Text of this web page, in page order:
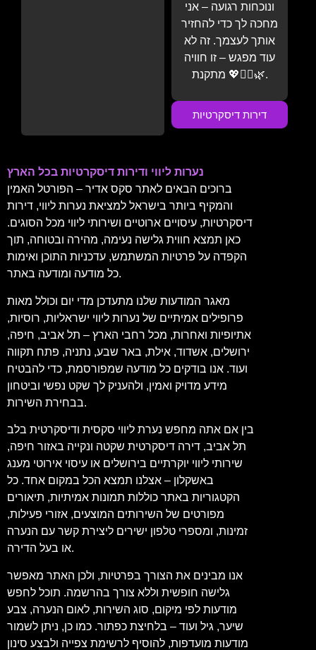
ונוכחות רגועה – אני
מחכה לך כדי להחזיר
אותך לעצמך. זה לא
עוד מפגש – זו חוויה
מתקנת 💖💆‍♂️🌿.
דירות דיסקרטיות
נערות ליווי ודירות דיסקרטיות בכל הארץ
ברוכים הבאים לאתר סקס אדיר – הפורטל האמין
והמקיף ביותר בישראל למציאת נערות ליווי, דירות
דיסקרטיות, עיסויים ארוטיים ושירותי ליווי מכל הסוגים.
כאן תמצא חווית גלישה נעימה, מהירה ובטוחה, תוך
הקפדה על פרטיות המשתמש, עדכניות התוכן ואימות
כל מודעה ומודעה באתר.
מאגר המודעות שלנו מתעדכן מדי יום וכולל מאות
פרופילים אמיתיים של נערות ליווי ישראליות, רוסיות,
אתיופיות ואחרות, מכל רחבי הארץ – תל אביב, חיפה,
ירושלים, אשדוד, אילת, באר שבע, נתניה, פתח תקווה
ועוד. אנו בודקים כל מודעה שמפורסמת, כדי להבטיח
מידע מדויק ואמין, ולהעניק לך שקט נפשי וביטחון
בבחירת השירות.
בין אם אתה מחפש נערת ליווי סקסית ודיסקרטית בלב
תל אביב, דירה דיסקרטית שקטה ונקייה באזור חיפה,
שירותי ליווי יוקרתיים בירושלים או עיסוי אירוטי מענג
באשקלון – אצלנו תמצא הכל במקום אחד. כל
הקטגוריות באתר כוללות תמונות אמיתיות, תיאורים
מפורטים של השירותים המוצעים, אזורי פעילות,
זמינות, ומספרי טלפון ישירים ליצירת קשר עם הנערה
או בעל הדירה.
אנו מבינים את הצורך בפרטיות, ולכן האתר מאפשר
גלישה חופשית וללא צורך בהרשמה. תוכל לחפש
מודעות לפי מיקום, סוג השירות, לאום הנערה, צבע
שיער, גיל ועוד – בלחיצת כפתור. כמו כן, ניתן לשמור
מודעות מועדפות, להוסיף לרשימת צפייה ולבצע סינון